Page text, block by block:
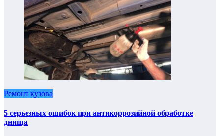
Ремонт кузова
5 серьезных ошибок при антикоррозийной обработке
днища